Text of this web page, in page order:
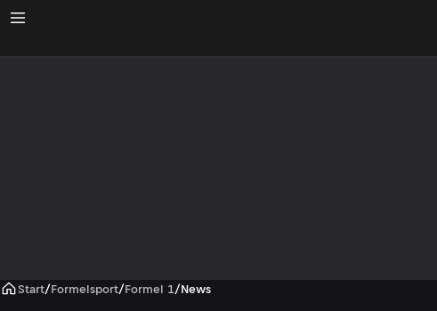
Start/Formelsport/Formel 1/News